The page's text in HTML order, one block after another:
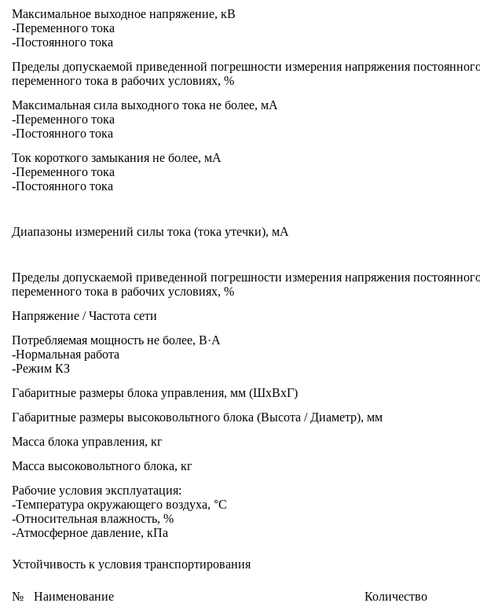
Максимальное выходное напряжение, кВ
-Переменного тока
-Постоянного тока
Пределы допускаемой приведенной погрешности измерения напряжения
переменного тока в рабочих условиях, %
Максимальная сила выходного тока не более, мА
-Переменного тока
-Постоянного тока
Ток короткого замыкания не более, мА
-Переменного тока
-Постоянного тока
Диапазоны измерений силы тока (тока утечки), мА
Пределы допускаемой приведенной погрешности измерения напряжения
переменного тока в рабочих условиях, %
Напряжение / Частота сети
Потребляемая мощность не более, В·А
-Нормальная работа
-Режим КЗ
Габаритные размеры блока управления, мм (ШхВхГ)
Габаритные размеры высоковольтного блока (Высота / Диаметр), мм
Масса блока управления, кг
Масса высоковольтного блока, кг
Рабочие условия эксплуатация:
-Температура окружающего воздуха, °С
-Относительная влажность, %
-Атмосферное давление, кПа
Устойчивость к условия транспортирования
№
Наименование Количество